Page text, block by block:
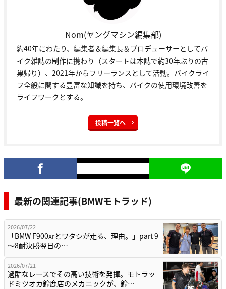
Nom(ヤングマシン編集部)
約40年にわたり、編集者＆編集長＆プロデューサーとしてバ
イク雑誌の制作に携わり（スタートは本誌で約30年ぶりの古
巣帰り）、2021年からフリーランスとして活動。バイクライ
フ全般に関する豊富な知識を持ち、バイクの使用環境改善を
ライフワークとする。
投稿一覧へ
最新の関連記事(BMWモトラッド)
2026/07/22
「BMW F900xrとワタシが走る、理由。」part 9
〜8耐決勝翌日の…
2026/07/21
過酷なレースでその高い技術を発揮。モトラッ
ドミツオカ鈴鹿店のメカニックが、鈴…